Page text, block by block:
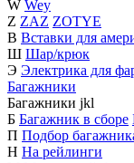
W Wey
Z ZAZ ZOTYE
В Вставки для
Ш Шар/крюк
Э Электрика для
Багажники
Багажники jkl
Б Багажник в сборе
П Подбор
Н На рейлинги